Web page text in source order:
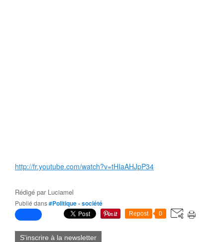
http://fr.youtube.com/watch?v=tHIaAHJpP34
Rédigé par Luciamel
Publié dans#Politique - société
Repost 0
S'inscrire à la newsletter